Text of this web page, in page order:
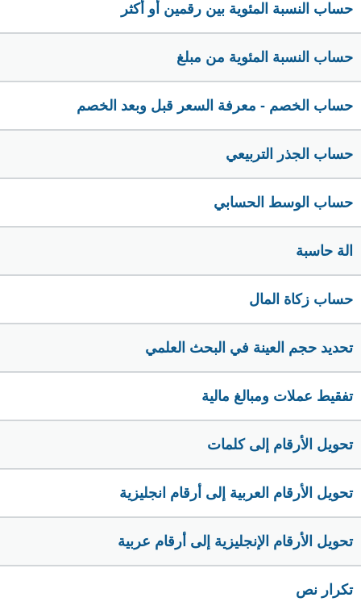
حساب النسبة المئوية بين رقمين أو أكثر
حساب النسبة المئوية من مبلغ
حساب الخصم - معرفة السعر قبل وبعد الخصم
حساب الجذر التربيعي
حساب الوسط الحسابي
الة حاسبة
حساب زكاة المال
تحديد حجم العينة في البحث العلمي
تفقيط عملات ومبالغ مالية
تحويل الأرقام إلى كلمات
تحويل الأرقام العربية إلى أرقام انجليزية
تحويل الأرقام الإنجليزية إلى أرقام عربية
تكرار نص